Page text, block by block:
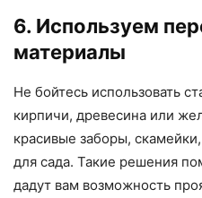
6. Используем
материалы
Не бойтесь использовать
кирпичи, древесина или
красивые заборы,
для сада. Такие решения
дадут вам возможность